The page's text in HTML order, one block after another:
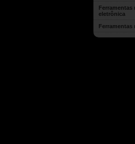
Ferramentas
eletrônica
Ferramentas